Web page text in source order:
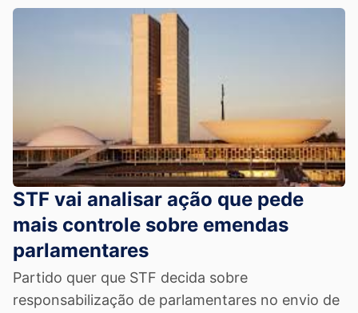
STF vai analisar ação que pede
mais controle sobre emendas
parlamentares
Partido quer que STF decida sobre
responsabilização de parlamentares no envio de